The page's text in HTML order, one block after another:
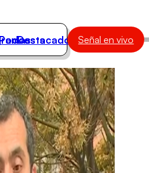
Destacados Señal en vivo